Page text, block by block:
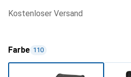
kostenloser Versand
Farbe 110